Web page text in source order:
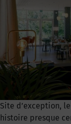
Site d’exception,
histoire presque